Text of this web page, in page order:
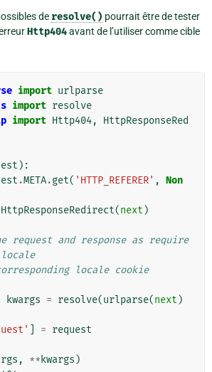
de resolve() pourrait être de tester
Http404avant de l’utiliser comme cible
import urlparse
import resolve
import Http404,
HttpResponseRed
):
.META.get( 'HTTP_REFERER' , Non
HttpResponseRedirect(next )
request and response as require
locale cookie
kwargs = resolve(urlparse(next )
= request
, ** kwargs )